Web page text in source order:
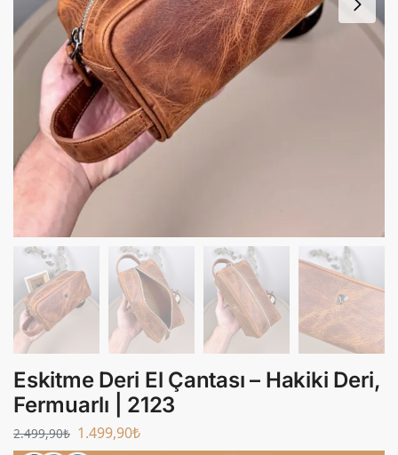
Eskitme Deri El Çantası – Hakiki Deri,
Fermuarlı | 2123
2.499,90₺ 1.499,90₺